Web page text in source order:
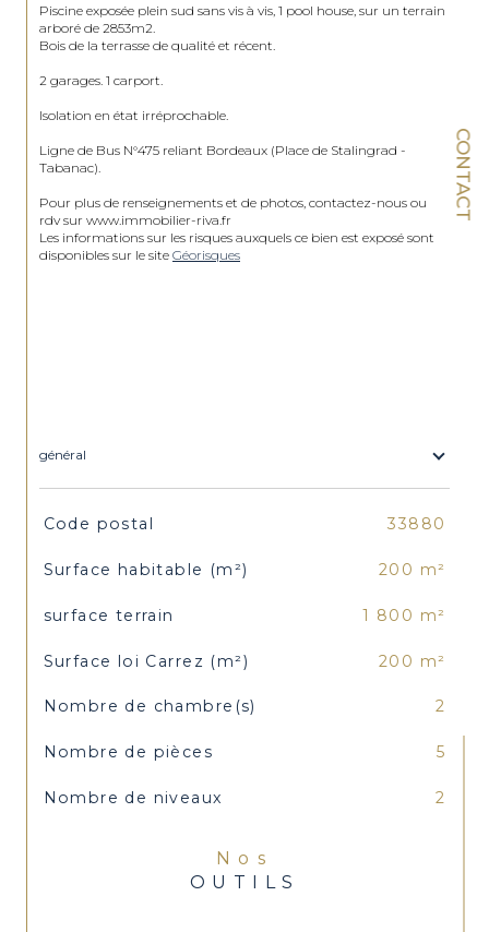
CONTACT
Piscine exposée plein sud sans vis à vis, 1 pool house, sur un terrain
arboré de 2853m2.
Bois de la terrasse de qualité et récent.
2 garages. 1 carport.
Isolation en état irréprochable.
Ligne de Bus N°475 reliant Bordeaux (Place de Stalingrad -
Tabanac).
Pour plus de renseignements et de photos, contactez-nous ou
rdv sur www.immobilier-riva.fr
Les informations sur les risques auxquels ce bien est exposé sont
disponibles sur le site Géorisques
général
TRAD_SIROCCO_Caracteristique
Code postal 33880
Surface habitable (m²) 200 m²
surface terrain 1 800 m²
Surface loi Carrez (m²) 200 m²
Nombre de chambre(s) 2
Nombre de pièces 5
Nombre de niveaux 2
Nos
OUTILS